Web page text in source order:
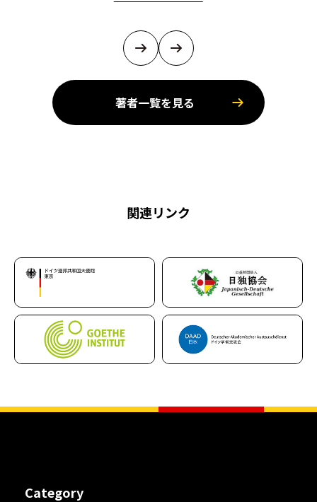
著者一覧を見る
関連リンク
Category